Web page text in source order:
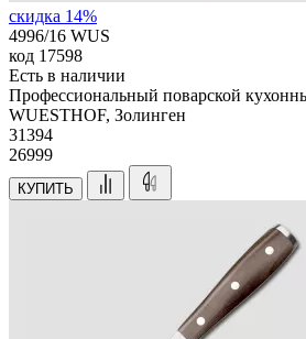
скидка 14%
4996/16 WUS
код 17598
Есть в наличии
Профессиональный поварской
WUESTHOF, Золинген
31394
26999
КУПИТЬ